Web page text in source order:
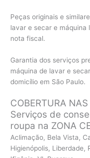
Peças originais e
lavar e secar e máquina
nota fiscal.
Garantia dos serviços
máquina de lavar e
domicílio em São Paulo.
COBERTURA
Serviços de
roupa na ZONA
Aclimação, Bela Vista,
Higienópolis, Liberdade,